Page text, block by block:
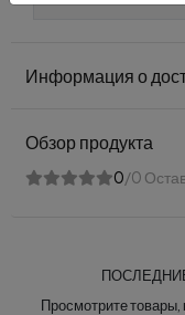
Информация о
Обзор продукта
0/0
Просмотрите товары,